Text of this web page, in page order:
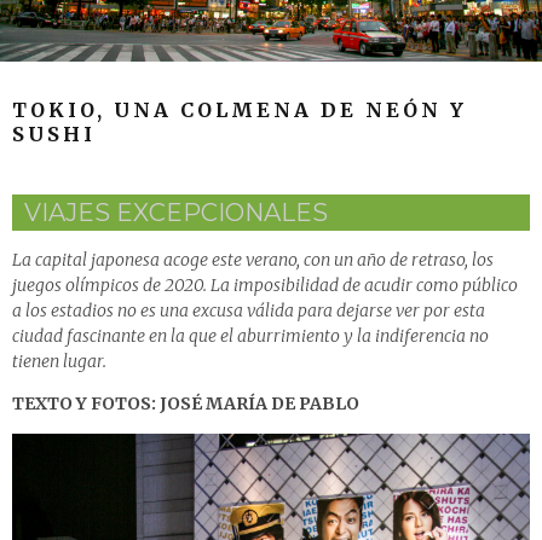
TOKIO, UNA COLMENA DE NEÓN Y
SUSHI
VIAJES EXCEPCIONALES
La capital japonesa acoge este verano, con un año de retraso, los
juegos olímpicos de 2020. La imposibilidad de acudir como público
a los estadios no es una excusa válida para dejarse ver por esta
ciudad fascinante en la que el aburrimiento y la indiferencia no
tienen lugar.
TEXTO Y FOTOS: JOSÉ MARÍA DE PABLO